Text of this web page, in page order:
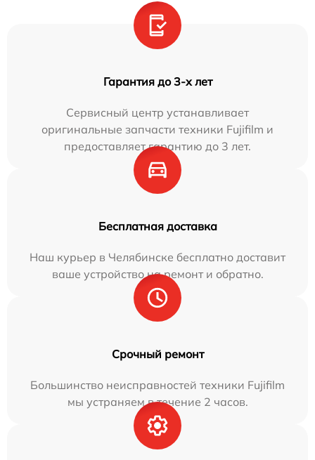
Гарантия до 3-х лет
Сервисный центр устанавливает
оригинальные запчасти техники Fujifilm и
предоставляет гарантию до 3 лет.
Бесплатная доставка
Наш курьер в Челябинске бесплатно доставит
ваше устройство на ремонт и обратно.
Срочный ремонт
Большинство неисправностей техники Fujifilm
мы устраняем в течение 2 часов.